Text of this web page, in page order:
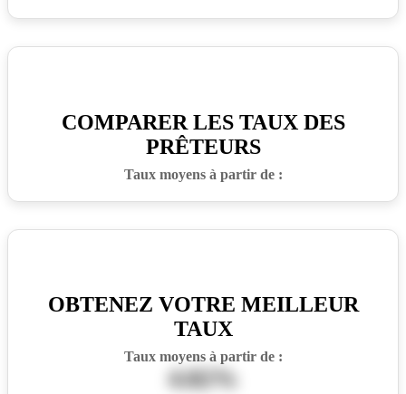
COMPARER LES TAUX DES
PRÊTEURS
Taux moyens à partir de :
OBTENEZ VOTRE MEILLEUR
TAUX
Taux moyens à partir de :
4.82%